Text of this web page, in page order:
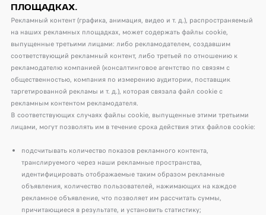
ПЛОЩАДКАХ.
Рекламный контент (графика, анимация, видео и т. д.), распространяемый
на наших рекламных площадках, может содержать файлы cookie,
выпущенные третьими лицами: либо рекламодателем, создавшим
соответствующий рекламный контент, либо третьей по отношению к
рекламодателю компанией (консалтинговое агентство по связям с
общественностью, компания по измерению аудитории, поставщик
таргетированной рекламы и т. д.), которая связала файл cookie с
рекламным контентом рекламодателя.
В соответствующих случаях файлы cookie, выпущенные этими третьими
лицами, могут позволять им в течение срока действия этих файлов cookie:
подсчитывать количество показов рекламного контента,
транслируемого через наши рекламные пространства,
идентифицировать отображаемые таким образом рекламные
объявления, количество пользователей, нажимающих на каждое
рекламное объявление, что позволяет им рассчитать суммы,
причитающиеся в результате, и установить статистику;